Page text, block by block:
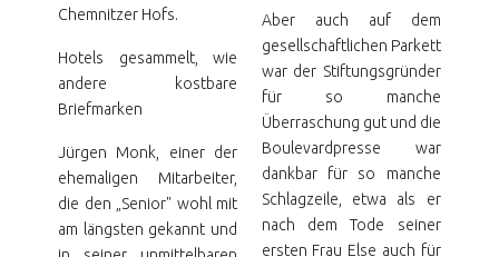
Chemnitzer Hofs.
Hotels gesammelt, wie
andere kostbare
Briefmarken
Jürgen Monk, einer der
ehemaligen Mitarbeiter,
die den „Senior" wohl mit
am längsten gekannt und
Aber auch auf dem
gesellschaftlichen Parkett
war der Stiftungsgründer
für so manche
Überraschung gut und die
Boulevardpresse war
dankbar für so manche
Schlagzeile, etwa als er
nach dem Tode seiner
ersten Frau Else auch für